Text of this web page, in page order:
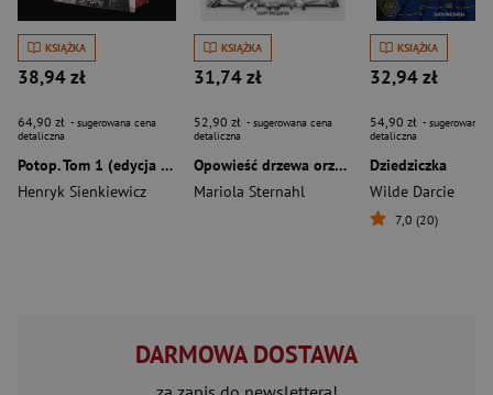
KSIĄŻKA
38,94 zł
64,90 zł - sugerowana cena
detaliczna
Potop. Tom 1 (edycja kolekcjonerska z barwionymi brzegami)
Henryk Sienkiewicz
KSIĄŻKA
31,74 zł
52,90 zł - sugerowana cena
detaliczna
Opowieść drzewa orzechowego. Pomroczność
Mariola Sternahl
KSIĄŻKA
32,94 zł
54,90 zł - sugerowana
detaliczna
Dziedziczka
Wilde Darcie
7,0 (20)
DARMOWA DOSTAWA